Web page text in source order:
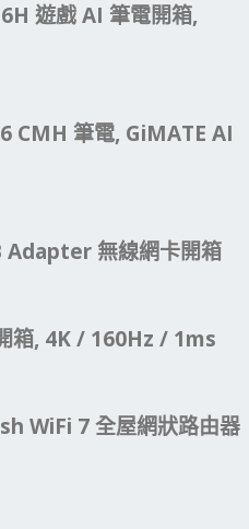
遊戲 AI 筆電開箱,
CMH 筆電, GiMATE AI
Adapter 無線網卡開箱
箱, 4K / 160Hz / 1ms
WiFi 7 全屋網狀路由器